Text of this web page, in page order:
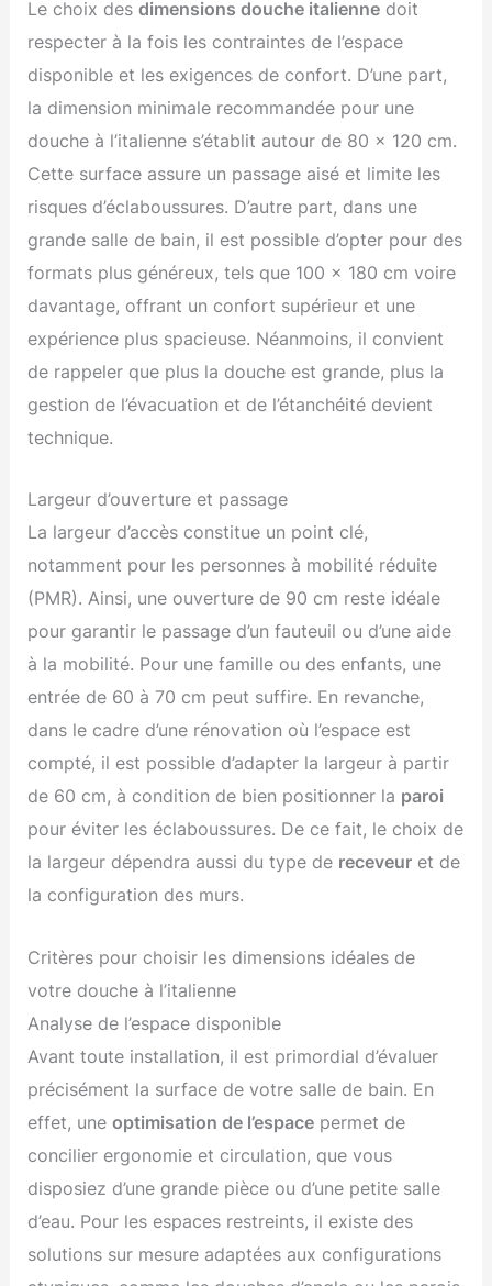
Le choix desdimensions douche italienne doit
respecter à la fois les contraintes de l’espace
disponible et les exigences de confort. D’une part,
la dimension minimale recommandée pour une
douche à l’italienne s’établit autour de 80 x 120 cm.
Cette surface assure un passage aisé et limite les
risques d’éclaboussures. D’autre part, dans une
grande salle de bain, il est possible d’opter pour des
formats plus généreux, tels que 100 x 180 cm voire
davantage, offrant un confort supérieur et une
expérience plus spacieuse. Néanmoins, il convient
de rappeler que plus la douche est grande, plus la
gestion de l’évacuation et de l’étanchéité devient
technique.
Largeur d’ouverture et passage
La largeur d’accès constitue un point clé,
notamment pour les personnes à mobilité réduite
(PMR). Ainsi, une ouverture de 90 cm reste idéale
pour garantir le passage d’un fauteuil ou d’une aide
à la mobilité. Pour une famille ou des enfants, une
entrée de 60 à 70 cm peut suffire. En revanche,
dans le cadre d’une rénovation où l’espace est
compté, il est possible d’adapter la largeur à partir
de 60 cm, à condition de bien positionner la paroi
pour éviter les éclaboussures. De ce fait, le choix de
la largeur dépendra aussi du type de receveur et de
la configuration des murs.
Critères pour choisir les dimensions idéales de
votre douche à l’italienne
Analyse de l’espace disponible
Avant toute installation, il est primordial d’évaluer
précisément la surface de votre salle de bain. En
effet, uneoptimisation de l’espace permet de
concilier ergonomie et circulation, que vous
disposiez d’une grande pièce ou d’une petite salle
d’eau. Pour les espaces restreints, il existe des
solutions sur mesure adaptées aux configurations